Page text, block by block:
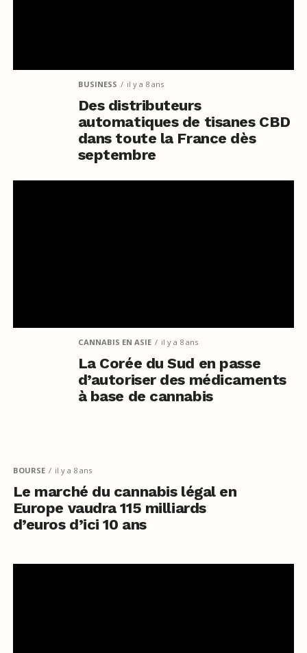
BUSINESS il y a 8 ans
Des distributeurs
automatiques de tisanes CBD
dans toute la France dès
septembre
CANNABIS EN ASIE il y a 8 ans
La Corée du Sud en passe
d’autoriser des médicaments
à base de cannabis
BOURSE il y a 8 ans
Le marché du cannabis légal en
Europe vaudra 115 milliards
d’euros d’ici 10 ans